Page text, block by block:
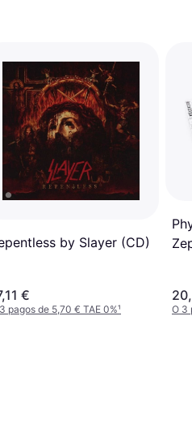
by Slayer (CD)
€
pagos de 5,70 € TAE 0%¹ O 3